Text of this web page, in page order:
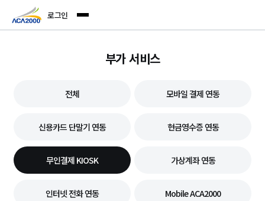
로그인
부가 서비스
전체 모바일 결제 연동
신용카드 단말기 연동 현금영수증 연동
무인결제 KIOSK 가상계좌 연동
인터넷 전화 연동 Mobile ACA2000